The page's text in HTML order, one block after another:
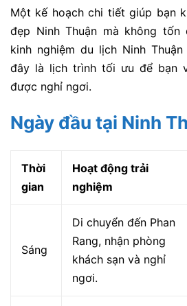
Một kế hoạch chi tiết giúp bạn
đẹp Ninh Thuận mà không tốn
kinh nghiệm du lịch Ninh
đây là lịch trình tối ưu để bạn
được nghỉ ngơi.
Ngày đầu tại Ninh
Thời
gian
Hoạt động trải
nghiệm
Sáng
Di chuyển đến Phan
Rang, nhận phòng
khách sạn và nghỉ
ngơi.